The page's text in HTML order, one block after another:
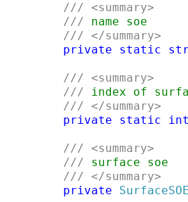
/// <summary>
/// name soe
/// </summary>
private
static
/// <summary>
/// index of
/// </summary>
private
static int
/// <summary>
/// surface soe
/// </summary>
private
SurfaceSOE